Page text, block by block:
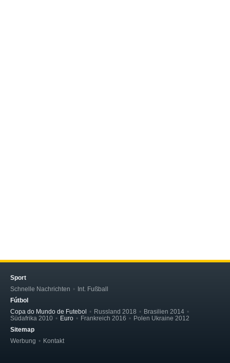
Sport
Schnelle Nachrichten
Int. Fußball
Fútbol
Copa do Mundo de Futebol
Russland 2018
Brasilien 2014
Südafrika 2010
Euro Frankreich 2016
Polen Ukraine 2012
Sitemap
Werbung
Kontakt